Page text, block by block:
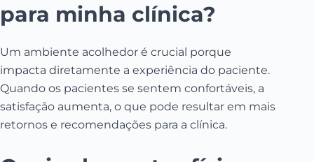
para minha clínica?
Um ambiente acolhedor é crucial porque
impacta diretamente a experiência do paciente.
Quando os pacientes se sentem confortáveis, a
satisfação aumenta, o que pode resultar em mais
retornos e recomendações para a clínica.